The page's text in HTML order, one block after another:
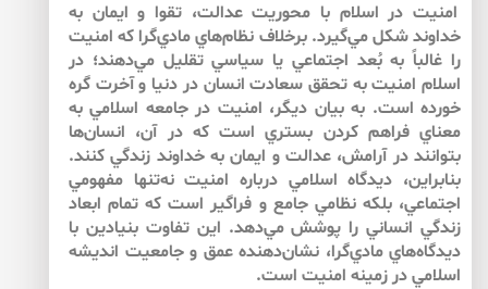
امنيت در اسلام با محوريت عدالت، تقوا و ايمان به
خداوند شكل مي‌گيرد. برخلاف نظام‌هاي مادي‌گرا كه امنيت
را غالباً به بُعد اجتماعي يا سياسي تقليل مي‌دهند؛ در
اسلام امنيت به تحقق سعادت انسان در دنيا و آخرت گره
خورده است. به بيان ديگر، امنيت در جامعه اسلامي به
معناي فراهم كردن بستري است كه در آن، انسان‌ها
بتوانند در آرامش، عدالت و ايمان به خداوند زندگي كنند.
بنابراين، ديدگاه اسلامي درباره امنيت نه‌تنها مفهومي
اجتماعي، بلكه نظامي جامع و فراگير است كه تمام ابعاد
زندگي انساني را پوشش مي‌دهد. اين تفاوت بنيادين با
ديدگاه‌هاي مادي‌گرا، نشان‌دهنده عمق و جامعيت انديشه
اسلامي در زمينه امنيت است.